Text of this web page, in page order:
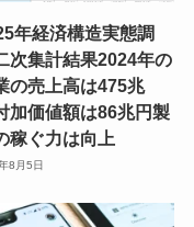
年経済構造実態調
次集計結果2024年の
の売上高は475兆
加価値額は86兆円製
稼ぐ力は向上
8月5日